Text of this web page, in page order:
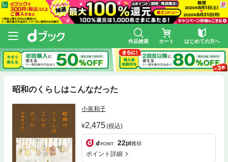
作品検索 カート はじめての方へ
昭和のくらしはこんなだった
小泉和子
2,475(税込)
22pt獲得
ポイント詳細